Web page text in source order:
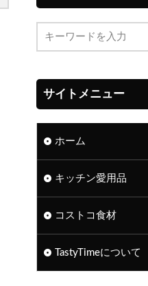
サイトメニュー
ホーム
キッチン愛用品
コストコ食材
TastyTimeについて